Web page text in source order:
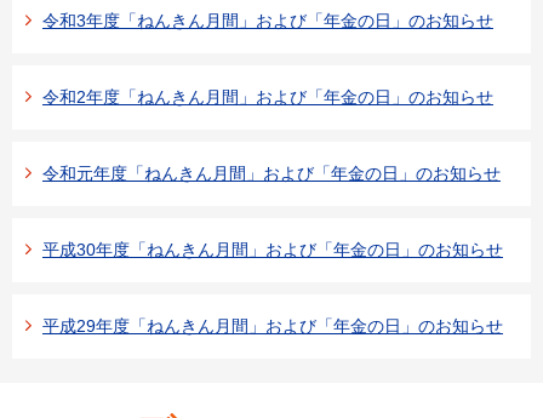
令和3年度「ねんきん月間」および「年金の日」のお知らせ
令和2年度「ねんきん月間」および「年金の日」のお知らせ
令和元年度「ねんきん月間」および「年金の日」のお知らせ
平成30年度「ねんきん月間」および「年金の日」のお知らせ
平成29年度「ねんきん月間」および「年金の日」のお知らせ